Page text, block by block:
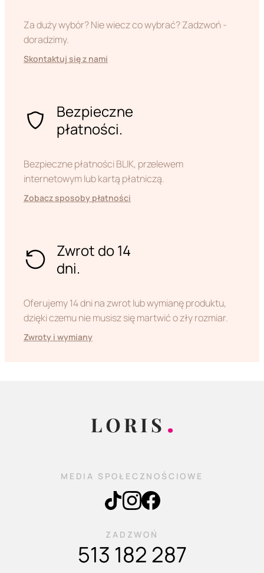
Za duży wybór? Nie wiecz co wybrać? Zadzwoń -
doradzimy.
Skontaktuj się z nami
Bezpieczne
płatności.
Bezpieczne płatności BLIK, przelewem
internetowym lub kartą płatniczą.
Zobacz sposoby płatności
Zwrot do 14
dni.
Oferujemy 14 dni na zwrot lub wymianę produktu,
dzięki czemu nie musisz się martwić o zły rozmiar.
Zwroty i wymiany
MEDIA SPOŁECZNOŚCIOWE
ZADZWOŃ
513 182 287